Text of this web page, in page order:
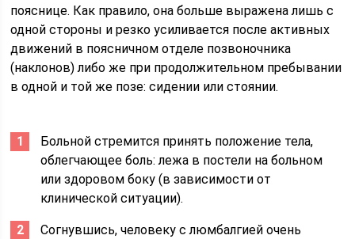
пояснице. Как правило, она больше выражена лишь с
одной стороны и резко усиливается после активных
движений в поясничном отделе позвоночника
(наклонов) либо же при продолжительном пребывании
в одной и той же позе: сидении или стоянии.
Больной стремится принять положение тела,
облегчающее боль: лежа в постели на больном
или здоровом боку (в зависимости от
клинической ситуации).
Согнувшись, человеку с люмбалгией очень